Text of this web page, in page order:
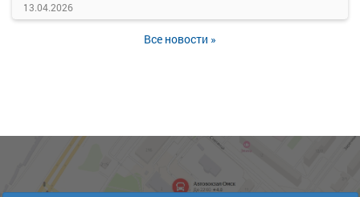
13.04.2026
Все новости »